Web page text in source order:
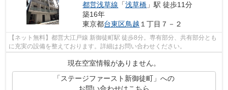
都営浅草線 「浅草橋 」駅 徒歩11分
築16年
東京都台東区鳥越 １丁目７－２
【ネット無料】都営大江戸線 新御徒町駅 徒歩8分。専有部分、共有部分とも
に充実の設備を整えております。詳細はお問い合わせください。
現在空室情報がありません。
「ステージファースト新御徒町」への